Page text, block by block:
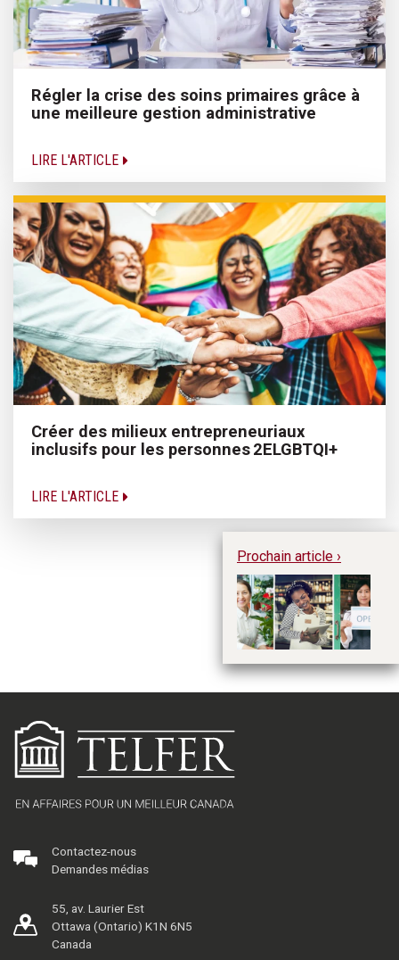
Régler la crise des soins primaires grâce à
une meilleure gestion administrative
LIRE L'ARTICLE
Créer des milieux entrepreneuriaux
inclusifs pour les personnes 2ELGBTQI+
LIRE L'ARTICLE
Prochain article ›
Contactez-nous
Demandes médias
55, av. Laurier Est
Ottawa (Ontario) K1N 6N5
Canada